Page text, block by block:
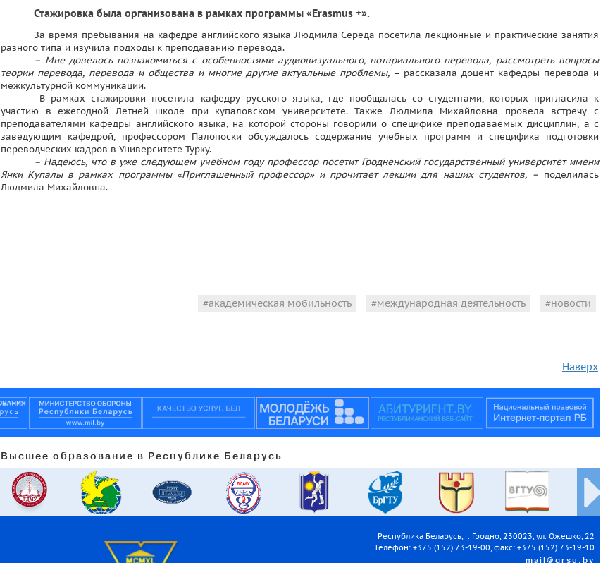
Стажировка была организована в рамках программы «Erasmus +».
За время пребывания на кафедре английского языка Людмила Середа посетила лекционные и практические занятия
разного типа и изучила подходы к преподаванию перевода.
– Мне довелось познакомиться с особенностями аудиовизуального, нотариального перевода, рассмотреть вопросы
теории перевода, перевода и общества и многие другие актуальные проблемы, – рассказала доцент кафедры перевода и
межкультурной коммуникации.
В рамках стажировки посетила кафедру русского языка, где пообщалась со студентами, которых пригласила к
участию в ежегодной Летней школе при купаловском университете. Также Людмила Михайловна провела встречу с
преподавателями кафедры английского языка, на которой стороны говорили о специфике преподаваемых дисциплин, а с
заведующим кафедрой, профессором Палопоски обсуждалось содержание учебных программ и специфика подготовки
переводческих кадров в Университете Турку.
– Надеюсь, что в уже следующем учебном году профессор посетит Гродненский государственный университет имени
Янки Купалы в рамках программы «Приглашенный профессор» и прочитает лекции для наших студентов, – поделилась
Людмила Михайловна.
новости
международная деятельность
академическая мобильность
Наверх
Высшее образование в Республике Беларусь
Республика Беларусь, г. Гродно, 230023, ул. Ожешко, 22
Телефон: +375 (152) 73-19-00, факс: +375 (152) 73-19-10
mail@grsu.by